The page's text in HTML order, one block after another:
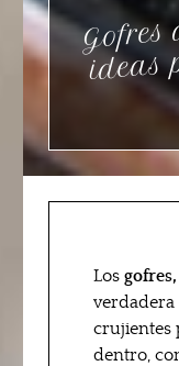
ideas
Los
verdadera
crujientes
dentro,